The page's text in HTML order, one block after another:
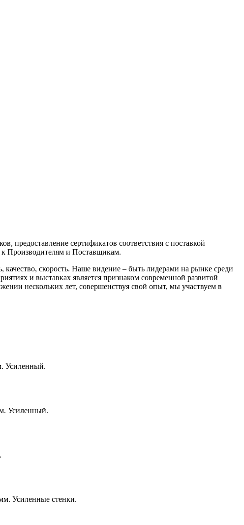
предоставление сертификатов соответствия с поставкой
к Производителям и Поставщикам.
скорость. Наше видение – быть лидерами на рынке среди
и выставках является признаком современной развитой
нескольких лет, совершенствуя свой опыт, мы участвуем в
Усиленный.
Усиленный.
Усиленные стенки.